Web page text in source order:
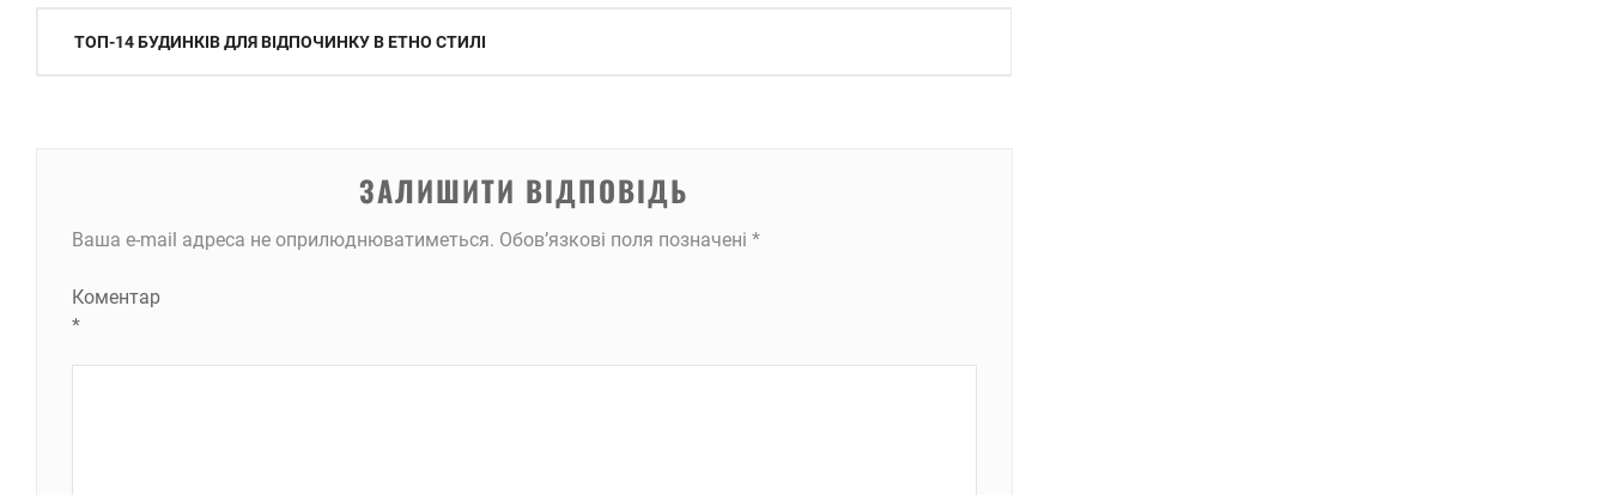
Навігація
ТОП-14 БУДИНКІВ ДЛЯ ВІДПОЧИНКУ В ЕТНО СТИЛІ
ЗАЛИШИТИ ВІДПОВІДЬ
Ваша e-mail адреса не оприлюднюватиметься. Обов’язкові поля позначені *
Коментар
*